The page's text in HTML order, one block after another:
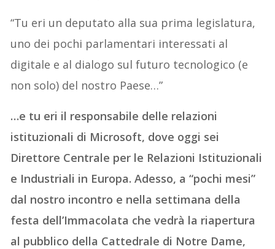
“Tu eri un deputato alla sua prima legislatura,
uno dei pochi parlamentari interessati al
digitale e al dialogo sul futuro tecnologico (e
non solo) del nostro Paese…”
…e tu eri il responsabile delle relazioni
istituzionali di Microsoft, dove oggi sei
Direttore Centrale per le Relazioni Istituzionali
e Industriali in Europa. Adesso, a “pochi mesi”
dal nostro incontro e nella settimana della
festa dell’Immacolata che vedrà la riapertura
al pubblico della Cattedrale di Notre Dame,